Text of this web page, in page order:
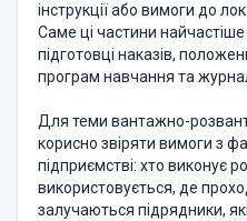
інструкції або вимоги до
Саме ці частини
підготовці наказів,
програм навчання та
Для теми вантажно-
корисно звіряти вимоги з
підприємстві: хто виконує
використовується, де
залучаються підрядники,